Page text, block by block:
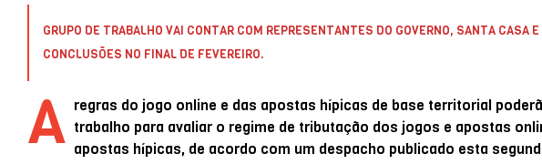
GRUPO DE TRABALHO VAI CONTAR COM REPRESENTANTES DO GOVERNO, SANTA CASA
CONCLUSÕES NO FINAL DE FEVEREIRO.
A regras do jogo online e das apostas hípicas de base territorial
trabalho para avaliar o regime de tributação dos jogos e apostas
apostas hípicas, de acordo com um despacho publicado esta